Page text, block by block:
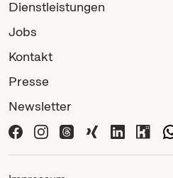
Dienstleistungen
Jobs
Kontakt
Presse
Newsletter